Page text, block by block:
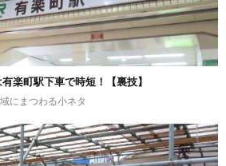
楽町駅下車で時短！【裏技】
にまつわる小ネタ